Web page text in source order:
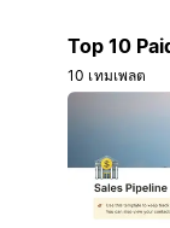
Top 10
10 เทมเพลต